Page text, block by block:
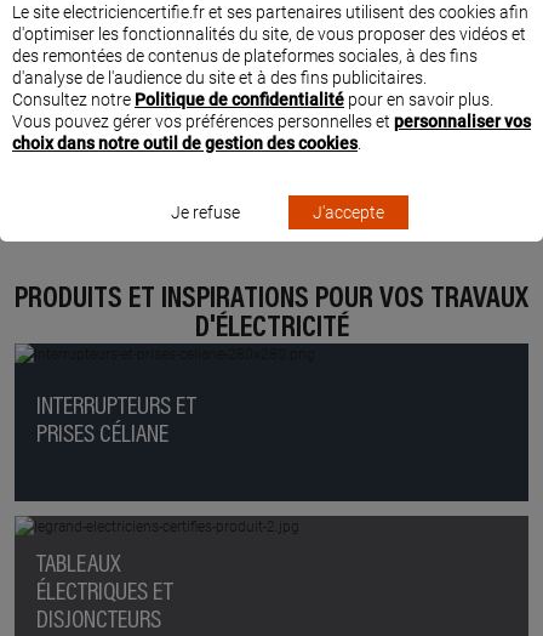
PRODUITS ET INSPIRATIONS POUR VOS TRAVAUX
D'ÉLECTRICITÉ
INTERRUPTEURS ET
PRISES CÉLIANE
TABLEAUX
ÉLECTRIQUES ET
DISJONCTEURS
Le site electriciencertifie.fr et ses partenaires utilisent des cookies afin
d'optimiser les fonctionnalités du site, de vous proposer des vidéos et
des remontées de contenus de plateformes sociales, à des fins
d'analyse de l'audience du site et à des fins publicitaires.
Consultez notre Politique de confidentialité pour en savoir plus.
Vous pouvez gérer vos préférences personnelles et personnaliser vos
choix dans notre outil de gestion des cookies.
Je refuse J'accepte